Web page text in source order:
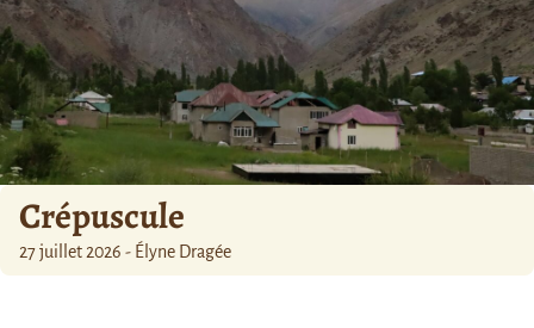
Crépuscule
27 juillet 2026 - Élyne Dragée